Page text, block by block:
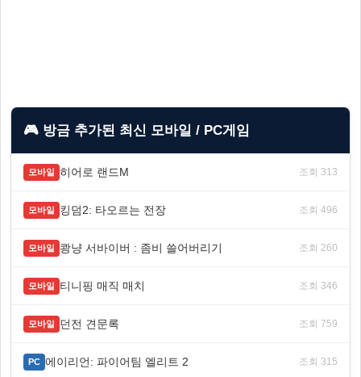
🎮 방금 추가된 최신 모바일 / PC게임
모바일 히어로 랜드M 조회 313
모바일 킹덤2: 타오르는 전장 조회 496
모바일 쾅냥 서바이버 : 좀비 쓸어버리기 조회 260
모바일 티니핑 매직 매치 조회 346
모바일 던전 견문록 조회 759
PC 에이리언: 파이어팀 엘리트 2 조회 315